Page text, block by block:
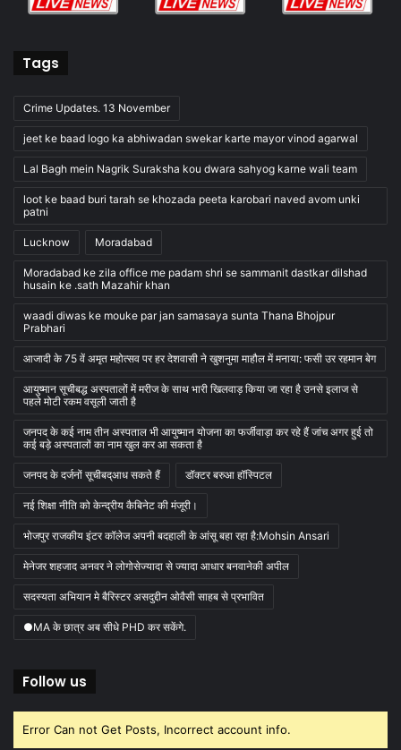
Tags
Crime Updates. 13 November
jeet ke baad logo ka abhiwadan swekar karte mayor vinod agarwal
Lal Bagh mein Nagrik Suraksha kou dwara sahyog karne wali team
loot ke baad buri tarah se khozada peeta karobari naved avom unki
patni
Lucknow Moradabad
Moradabad ke zila office me padam shri se sammanit dastkar dilshad
husain ke .sath Mazahir khan
waadi diwas ke mouke par jan samasaya sunta Thana Bhojpur
Prabhari
आजादी के 75 वें अमृत महोत्सव पर हर देशवासी ने खुशनुमा माहौल में मनाया: फसी उर रहमान बेग
आयुष्मान सूचीबद्ध अस्पतालों में मरीज के साथ भारी खिलवाड़ किया जा रहा है उनसे इलाज से
पहले मोटी रकम वसूली जाती है
जनपद के कई नाम तीन अस्पताल भी आयुष्मान योजना का फर्जीवाड़ा कर रहे हैं जांच अगर हुई तो
कई बड़े अस्पतालों का नाम खुल कर आ सकता है
जनपद के दर्जनों सूचीबद्आध सकते हैं डॉक्टर बरुआ हॉस्पिटल
नई शिक्षा नीति को केन्द्रीय कैबिनेट की मंजूरी।
भोजपुर राजकीय इंटर कॉलेज अपनी बदहाली के आंसू बहा रहा है:Mohsin Ansari
मेनेजर शहजाद अनवर ने लोगोसेज्यादा से ज्यादा आधार बनवानेकी अपील
सदस्यता अभियान मे बैरिस्टर असदुद्दीन ओवैसी साहब से प्रभावित
●MA के छात्र अब सीधे PHD कर सकेंगे.
Follow us
Error Can not Get Posts, Incorrect account info.